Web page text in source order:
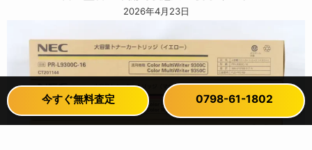
2026年4月23日
今すぐ無料査定 0798-61-1802
今すぐ無料査定 0798-61-1802